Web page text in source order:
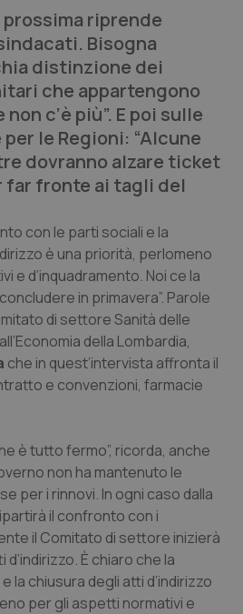
prossima riprende
Bisogna
distinzione dei
che appartengono
c’è più”. E poi sulle
le Regioni: “Alcune
dovranno alzare ticket
far fronte ai tagli del
con le parti sociali e la
è una priorità, perlomeno
e d’inquadramento. Noi ce la
in primavera”. Parole
di settore Sanità delle
della Lombardia,
che in quest’intervista affronta il
e convenzioni, farmacie
è tutto fermo”, ricorda, anche
non ha mantenuto le
per i rinnovi. In ogni caso dalla
il confronto con i
il Comitato di settore inizierà
È chiaro che la
la chiusura degli atti d’indirizzo
per gli aspetti normativi e